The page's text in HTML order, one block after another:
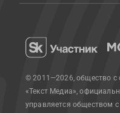
© 2011—2026, общество с
«Текст Медиа»,
управляется обществом